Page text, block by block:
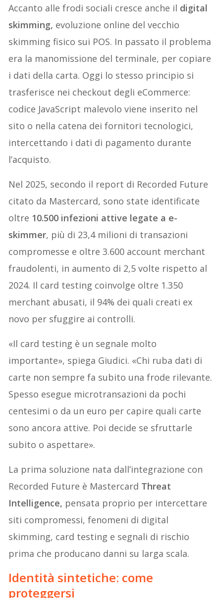
Accanto alle frodi sociali cresce anche il digital
skimming, evoluzione online del vecchio
skimming fisico sui POS. In passato il problema
era la manomissione del terminale, per copiare
i dati della carta. Oggi lo stesso principio si
trasferisce nei checkout degli eCommerce:
codice JavaScript malevolo viene inserito nel
sito o nella catena dei fornitori tecnologici,
intercettando i dati di pagamento durante
l’acquisto.
Nel 2025, secondo il report di Recorded Future
citato da Mastercard, sono state identificate
oltre 10.500 infezioni attive legate a e-
skimmer, più di 23,4 milioni di transazioni
compromesse e oltre 3.600 account merchant
fraudolenti, in aumento di 2,5 volte rispetto al
2024. Il card testing coinvolge oltre 1.350
merchant abusati, il 94% dei quali creati ex
novo per sfuggire ai controlli.
«Il card testing è un segnale molto
importante», spiega Giudici. «Chi ruba dati di
carte non sempre fa subito una frode rilevante.
Spesso esegue microtransazioni da pochi
centesimi o da un euro per capire quali carte
sono ancora attive. Poi decide se sfruttarle
subito o aspettare».
La prima soluzione nata dall’integrazione con
Recorded Future è Mastercard Threat
Intelligence, pensata proprio per intercettare
siti compromessi, fenomeni di digital
skimming, card testing e segnali di rischio
prima che producano danni su larga scala.
Identità sintetiche: come
proteggersi